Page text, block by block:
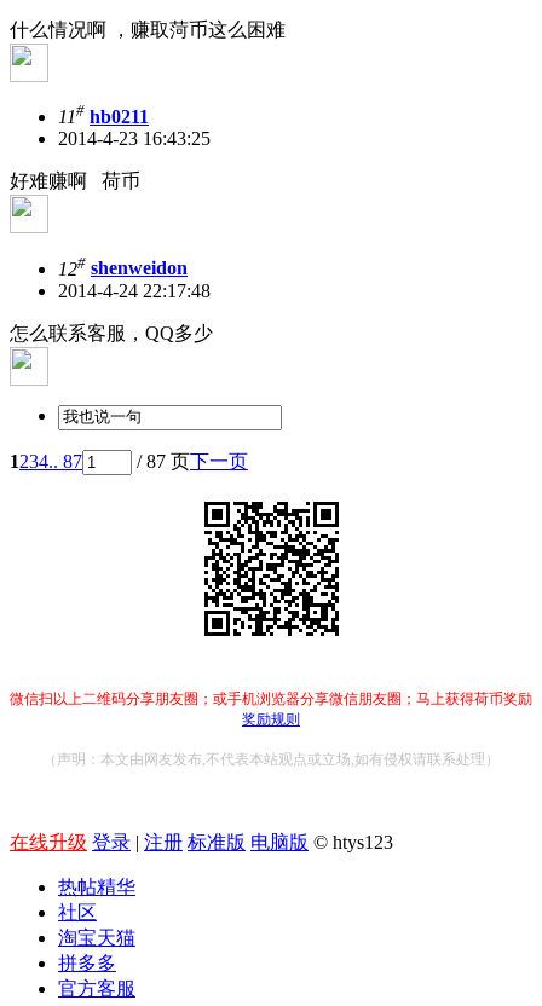
什么情况啊 ，赚取菏币这么困难
11# hb0211
2014-4-23 16:43:25
好难赚啊 荷币
12# shenweidon
2014-4-24 22:17:48
怎么联系客服，QQ多少
1234.. 87 / 87 页下一页
微信扫以上二维码分享朋友圈；或手机浏览器分享微信朋友圈；马上获得荷币奖励
奖励规则
（声明：本文由网友发布,不代表本站观点或立场,如有侵权请联系处理）
在线升级 登录 | 注册 标准版 电脑版 © htys123
热帖精华
社区
淘宝天猫
拼多多
官方客服